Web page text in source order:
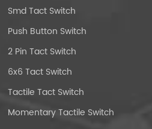
Smd Tact Switch
Push Button Switch
2 Pin Tact Switch
6x6 Tact Switch
Tactile Tact Switch
Momentary Tactile Switch